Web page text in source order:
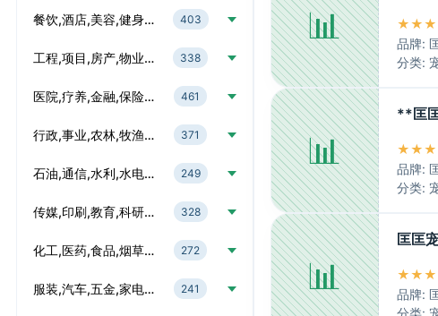
餐饮,酒店,美容,健身… 403
工程,项目,房产,物业… 338
医院,疗养,金融,保险… 461
行政,事业,农林,牧渔… 371
石油,通信,水利,水电… 249
传媒,印刷,教育,科研… 328
化工,医药,食品,烟草… 272
服装,汽车,五金,家电… 241
📊
品牌:
分类:
📊
**匡
品牌:
分类:
📊
匡匡
品牌:
分类: